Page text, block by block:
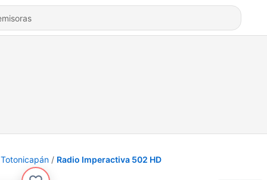
Totonicapán Radio Imperactiva 502 HD